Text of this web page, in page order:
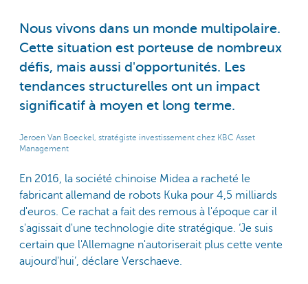
Nous vivons dans un monde multipolaire.
Cette situation est porteuse de nombreux
défis, mais aussi d'opportunités. Les
tendances structurelles ont un impact
significatif à moyen et long terme.
Jeroen Van Boeckel, stratégiste investissement chez KBC Asset
Management
En 2016, la société chinoise Midea a racheté le
fabricant allemand de robots Kuka pour 4,5 milliards
d'euros. Ce rachat a fait des remous à l'époque car il
s'agissait d'une technologie dite stratégique. ‘Je suis
certain que l'Allemagne n'autoriserait plus cette vente
aujourd'hui’, déclare Verschaeve.